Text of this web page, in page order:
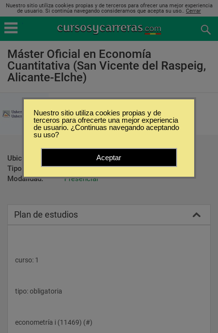
Nuestro sitio utiliza cookies propias y de terceros para ofrecer una mejor experiencia
de usuario. Si continúa navegando consideramos que acepta su uso.. Cerrar
Máster Oficial en Economía
Cuantitativa (San Vicente del Raspeig,
Alicante-Elche)
Universidad de Alicante
Ubicación:
San Vicente del Raspeig - Alicante-Elche
Tipo:
Maestrías
Modalidad:
Presencial
Plan de estudios
curso: 1
tipo: obligatoria
econometría i (11469) (#)
Nuestro sitio utiliza cookies propias y de
terceros para ofrecerte una mejor experiencia
de usuario. ¿Continuas navegando aceptando
su uso?
Aceptar